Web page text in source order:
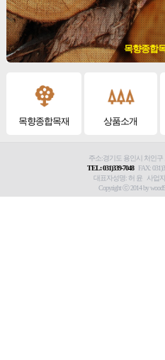
목향종합
목향종합목재 상품소개
주소:경기도 용인시 처인구
TEL: 031)339-7048FAX:
대표자성명: 허 윤 사업자
Copyright ⓒ 2014 by